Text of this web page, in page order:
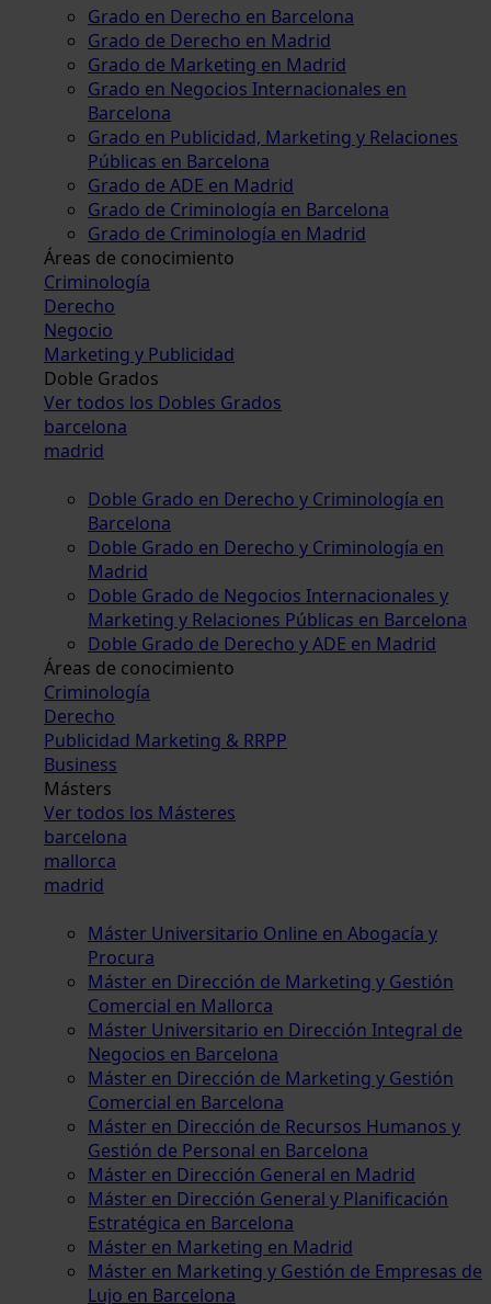
Grado en Derecho en Barcelona
Grado de Derecho en Madrid
Grado de Marketing en Madrid
Grado en Negocios Internacionales en
Barcelona
Grado en Publicidad, Marketing y Relaciones
Públicas en Barcelona
Grado de ADE en Madrid
Grado de Criminología en Barcelona
Grado de Criminología en Madrid
Áreas de conocimiento
Criminología
Derecho
Negocio
Marketing y Publicidad
Doble Grados
Ver todos los Dobles Grados
barcelona
madrid
Doble Grado en Derecho y Criminología en
Barcelona
Doble Grado en Derecho y Criminología en
Madrid
Doble Grado de Negocios Internacionales y
Marketing y Relaciones Públicas en Barcelona
Doble Grado de Derecho y ADE en Madrid
Áreas de conocimiento
Criminología
Derecho
Publicidad Marketing & RRPP
Business
Másters
Ver todos los Másteres
barcelona
mallorca
madrid
Máster Universitario Online en Abogacía y
Procura
Máster en Dirección de Marketing y Gestión
Comercial en Mallorca
Máster Universitario en Dirección Integral de
Negocios en Barcelona
Máster en Dirección de Marketing y Gestión
Comercial en Barcelona
Máster en Dirección de Recursos Humanos y
Gestión de Personal en Barcelona
Máster en Dirección General en Madrid
Máster en Dirección General y Planificación
Estratégica en Barcelona
Máster en Marketing en Madrid
Máster en Marketing y Gestión de Empresas de
Lujo en Barcelona